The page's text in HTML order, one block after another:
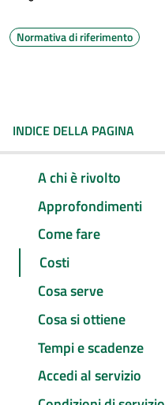
Normativa di riferimento
INDICE DELLA PAGINA
A chi è rivolto
Approfondimenti
Come fare
Costi
Cosa serve
Cosa si ottiene
Tempi e scadenze
Accedi al servizio